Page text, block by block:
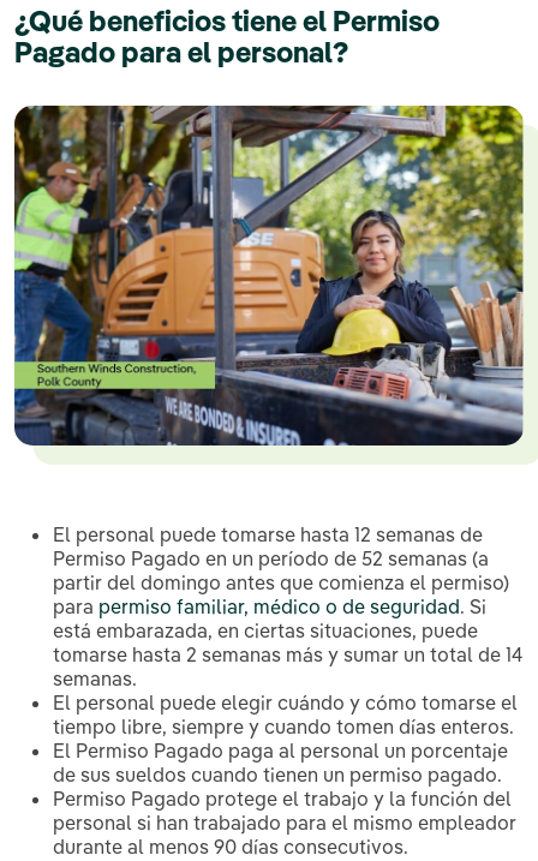
¿Qué beneficios tiene el Permiso
Pagado para el personal?
El personal puede tomarse hasta 12 semanas de
Permiso Pagado en un período de 52 semanas (a
partir del domingo antes que comienza el permiso)
para permiso familiar, médico o de seguridad. Si
está embarazada, en ciertas situaciones, puede
tomarse hasta 2 semanas más y sumar un total de 14
semanas.
El personal puede elegir cuándo y cómo tomarse el
tiempo libre, siempre y cuando tomen días enteros.
El Permiso Pagado paga al personal un porcentaje
de sus sueldos cuando tienen un permiso pagado.
Permiso Pagado protege el trabajo y la función del
personal si han trabajado para el mismo empleador
durante al menos 90 días consecutivos.